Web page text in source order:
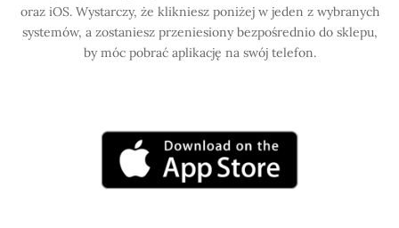
oraz iOS. Wystarczy, że klikniesz poniżej w jeden z wybranych
systemów, a zostaniesz przeniesiony bezpośrednio do sklepu,
by móc pobrać aplikację na swój telefon.